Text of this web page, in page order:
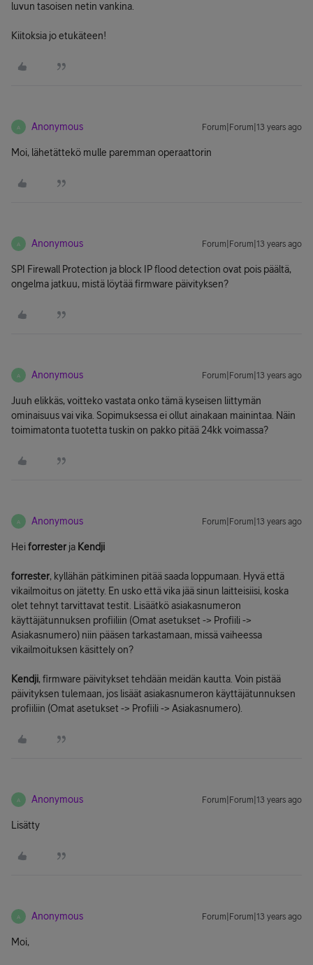
luvun tasoisen netin vankina.
Kiitoksia jo etukäteen!
A Anonymous Forum|Forum|13 years ago
Moi, lähetättekö mulle paremman operaattorin
A Anonymous Forum|Forum|13 years ago
SPI Firewall Protection ja block IP flood detection ovat pois päältä,
ongelma jatkuu, mistä löytää firmware päivityksen?
A Anonymous Forum|Forum|13 years ago
Juuh elikkäs, voitteko vastata onko tämä kyseisen liittymän
ominaisuus vai vika. Sopimuksessa ei ollut ainakaan mainintaa. Näin
toimimatonta tuotetta tuskin on pakko pitää 24kk voimassa?
A Anonymous Forum|Forum|13 years ago
Heiforrester ja Kendji
forrester, kyllähän pätkiminen pitää saada loppumaan. Hyvä että
vikailmoitus on jätetty. En usko että vika jää sinun laitteisiisi, koska
olet tehnyt tarvittavat testit. Lisäätkö asiakasnumeron
käyttäjätunnuksen profiiliin (Omat asetukset -> Profiili ->
Asiakasnumero) niin pääsen tarkastamaan, missä vaiheessa
vikailmoituksen käsittely on?
Kendji, firmware päivitykset tehdään meidän kautta. Voin pistää
päivityksen tulemaan, jos lisäät asiakasnumeron käyttäjätunnuksen
profiiliin (Omat asetukset -> Profiili -> Asiakasnumero).
A Anonymous Forum|Forum|13 years ago
Lisätty
A Anonymous Forum|Forum|13 years ago
Moi,